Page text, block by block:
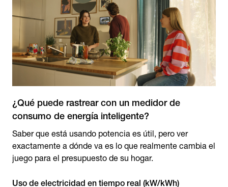
¿Qué puede rastrear con un medidor de
consumo de energía inteligente?
Saber que está usando potencia es útil, pero ver
exactamente a dónde va es lo que realmente cambia el
juego para el presupuesto de su hogar.
Uso de electricidad en tiempo real (kW/kWh)